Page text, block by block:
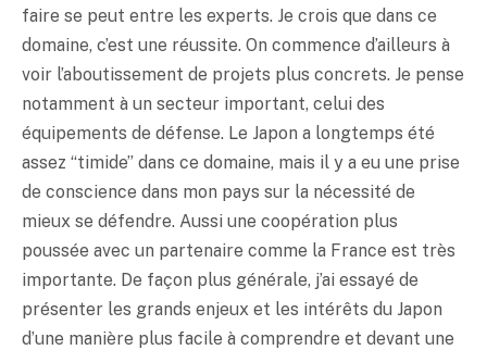
faire se peut entre les experts. Je crois que dans ce
domaine, c’est une réussite. On commence d’ailleurs à
voir l’aboutissement de projets plus concrets. Je pense
notamment à un secteur important, celui des
équipements de défense. Le Japon a longtemps été
assez “timide” dans ce domaine, mais il y a eu une prise
de conscience dans mon pays sur la nécessité de
mieux se défendre. Aussi une coopération plus
poussée avec un partenaire comme la France est très
importante. De façon plus générale, j’ai essayé de
présenter les grands enjeux et les intérêts du Japon
d’une manière plus facile à comprendre et devant une